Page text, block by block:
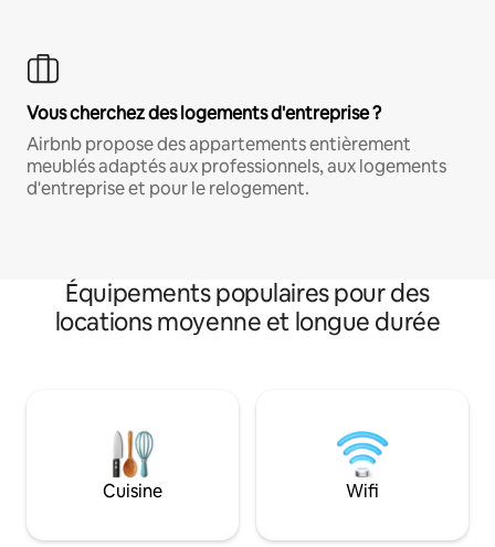
Vous cherchez des logements d'entreprise ?
Airbnb propose des appartements entièrement
meublés adaptés aux professionnels, aux logements
d'entreprise et pour le relogement.
Équipements populaires pour des
locations moyenne et longue durée
Cuisine Wifi